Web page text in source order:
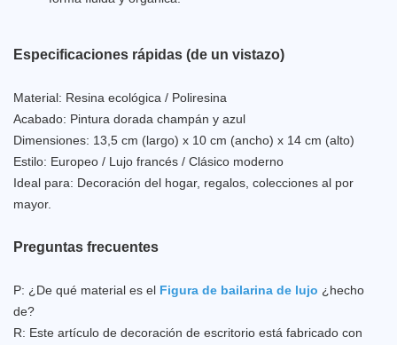
Especificaciones rápidas (de un vistazo)
Material: Resina ecológica / Poliresina
Acabado: Pintura dorada champán y azul
Dimensiones: 13,5 cm (largo) x 10 cm (ancho) x 14 cm (alto)
Estilo: Europeo / Lujo francés / Clásico moderno
Ideal para: Decoración del hogar, regalos, colecciones al por
mayor.
Preguntas frecuentes
P: ¿De qué material es el Figura de bailarina de lujo ¿hecho
de?
R: Este artículo de decoración de escritorio está fabricado con